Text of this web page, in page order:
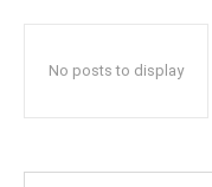
No posts to display